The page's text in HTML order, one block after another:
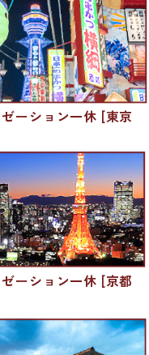
ーション一休 [東京
ーション一休 [京都